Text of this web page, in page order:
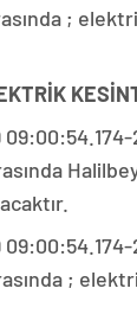
;
;